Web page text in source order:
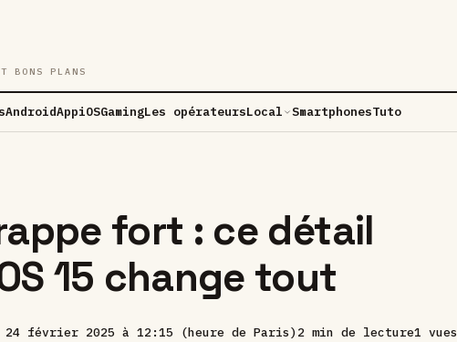
BONS PLANS
AndroidAppiOSGamingLes opérateursLocal SmartphonesTuto
fort : ce détail
15 change tout
24 février 2025 à 12:15 (heure de Paris) 2 min de lecture1 vues